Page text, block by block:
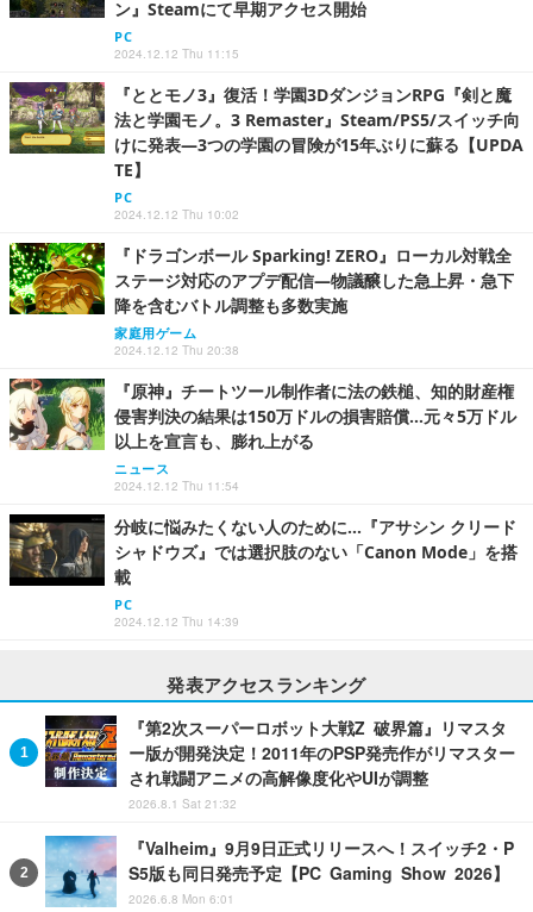
ン』Steamにて早期アクセス開始
PC
2024.12.12 Thu 11:15
『ととモノ3』復活！学園3DダンジョンRPG『剣と魔
法と学園モノ。3 Remaster』Steam/PS5/スイッチ向
けに発表―3つの学園の冒険が15年ぶりに蘇る【UPDA
TE】
PC
2024.12.12 Thu 10:02
『ドラゴンボール Sparking! ZERO』ローカル対戦全
ステージ対応のアプデ配信―物議醸した急上昇・急下
降を含むバトル調整も多数実施
家庭用ゲーム
2024.12.12 Thu 20:38
『原神』チートツール制作者に法の鉄槌、知的財産権
侵害判決の結果は150万ドルの損害賠償…元々5万ドル
以上を宣言も、膨れ上がる
ニュース
2024.12.12 Thu 11:54
分岐に悩みたくない人のために…『アサシン クリード
シャドウズ』では選択肢のない「Canon Mode」を搭
載
PC
2024.12.12 Thu 14:39
発表アクセスランキング
『第2次スーパーロボット大戦Z 破界篇』リマスタ
ー版が開発決定！2011年のPSP発売作がリマスター
され戦闘アニメの高解像度化やUIが調整
2026.8.1 Sat 21:32
『Valheim』9月9日正式リリースへ！スイッチ2・P
S5版も同日発売予定【PC Gaming Show 2026】
2026.6.8 Mon 6:01